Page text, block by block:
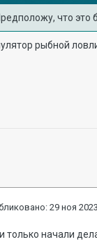
что это
рыбной
29 ноя
только начали